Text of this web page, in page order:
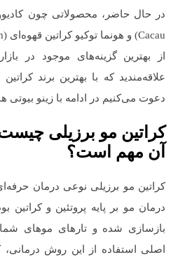
از بهترین گزینه‌های موجود در
علاقه‌مندید که با بهترین برند
دعوت می‌کنیم در ادامه با زینو بیوتی
کراتین مو برزیلی
آن مهم است؟
کراتین مو برزیلی نوعی درمان
درمان مو بر پایه پروتئین و
بازسازی شده و تارهای موهای
اصلی استفاده از این روش